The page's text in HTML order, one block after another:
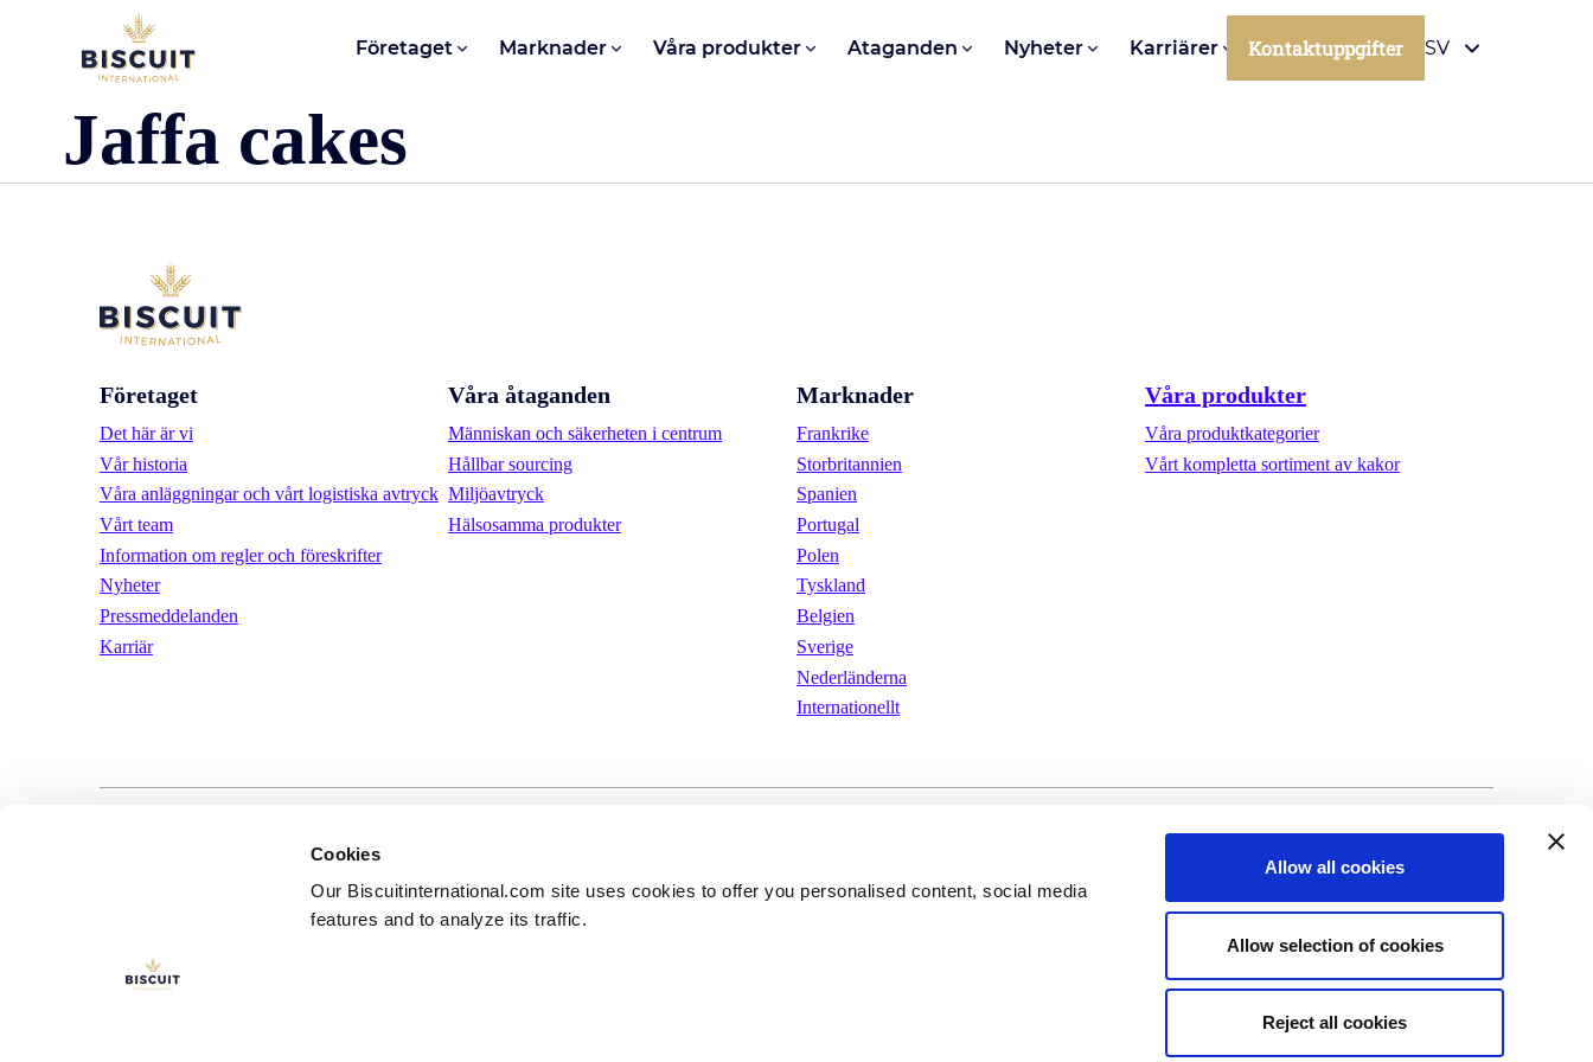
Cookies
Our Biscuitinternational.com site uses cookies to offer you personalised content, social media
features and to analyze its traffic.
Allow all cookies
Allow selection of cookies
Reject all cookies
Aller au contenu Företaget Marknader Våra produkter Ataganden Nyheter Karriärer Kontaktuppgifter SV
Jaffa cakes
Företaget
Det här är vi
Vår historia
Våra anläggningar och vårt logistiska avtryck
Vårt team
Information om regler och föreskrifter
Nyheter
Pressmeddelanden
Karriär
Våra åtaganden
Människan och säkerheten i centrum
Hållbar sourcing
Miljöavtryck
Hälsosamma produkter
Marknader
Frankrike
Storbritannien
Spanien
Portugal
Polen
Tyskland
Belgien
Sverige
Nederländerna
Internationellt
Våra produkter
Våra produktkategorier
Vårt kompletta sortiment av kakor
©Biscuit International 2023